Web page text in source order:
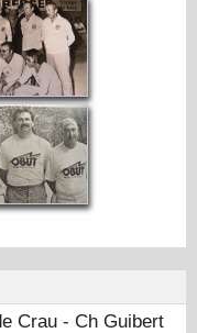
Crau - Ch Guibert